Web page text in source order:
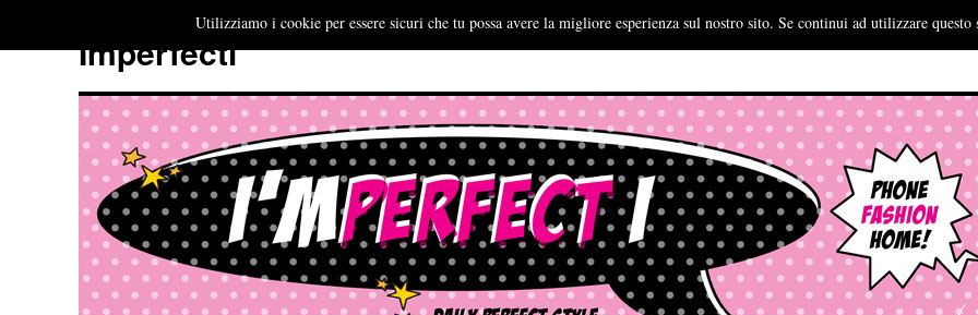
Imperfecti
Utilizziamo i cookie per essere sicuri che tu possa avere la migliore esperienza sul nostro sito. Se continui ad utilizzare